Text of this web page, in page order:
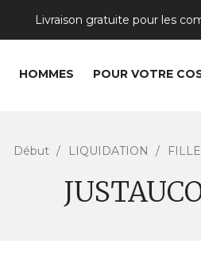
Livraison gratuite pour les
HOMMES POUR VOTRE
Début LIQUIDATION